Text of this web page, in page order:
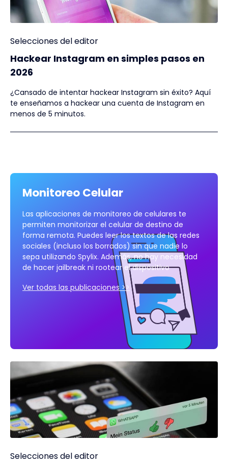
Selecciones del editor
Hackear Instagram en simples pasos en
2026
¿Cansado de intentar hackear Instagram sin éxito? Aquí
te enseñamos a hackear una cuenta de Instagram en
menos de 5 minutos.
Monitoreo Celular
Las aplicaciones de monitoreo de celulares te
permiten monitorizar el celular de destino de
forma remota. Puedes leer los textos de las redes
sociales (incluso los borrados) sin que nadie lo
sepa utilizando Spylix. Además, no hay necesidad
de hacer jailbreak ni rootear el dispositivo
Ver todas las publicaciones >>
Selecciones del editor